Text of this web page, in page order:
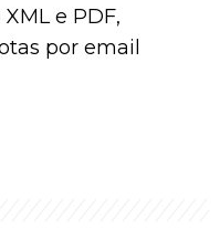
e PDF,
por email